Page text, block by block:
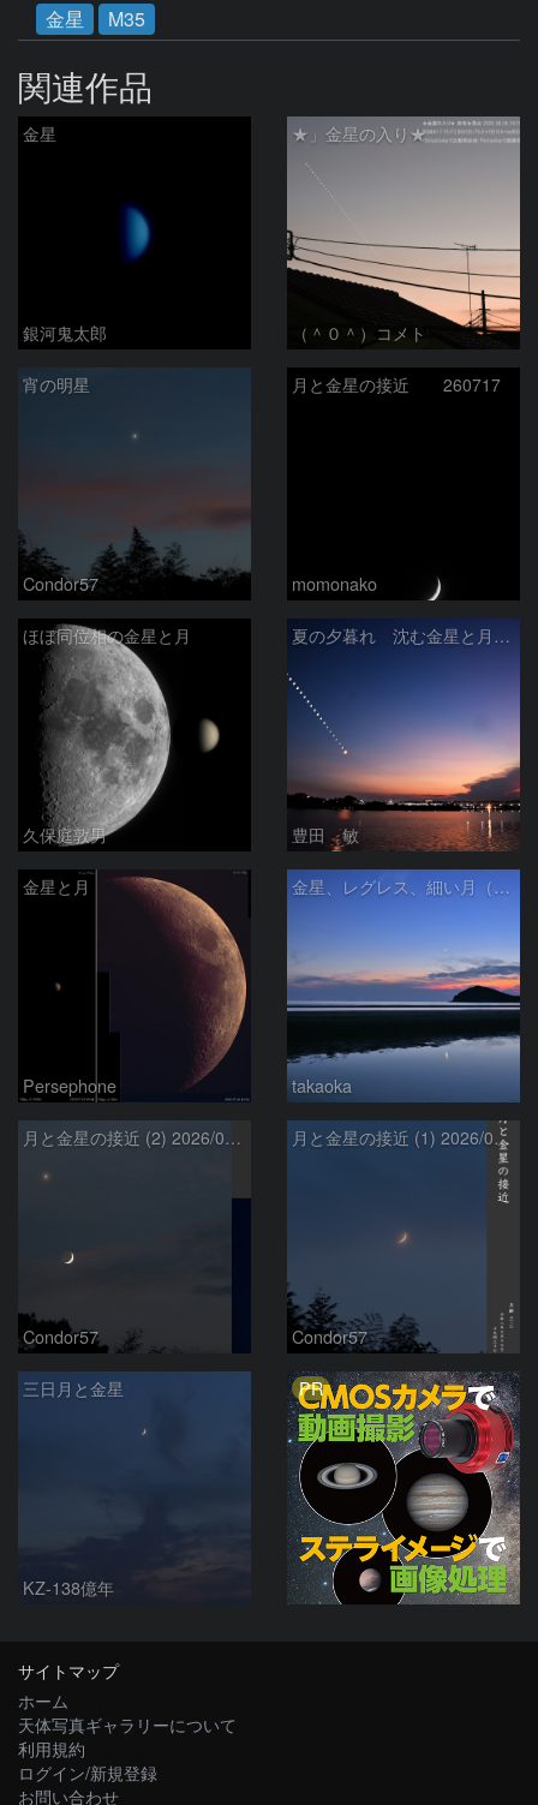
金星
M35
関連作品
金星
銀河鬼太郎
★」金星の入り★
（＾０＾）コメト
宵の明星
Condor57
月と金星の接近 260717
momonako
ほぼ同位相の金星と月
久保庭敦男
夏の夕暮れ 沈む金星と月 2026/7/20
豊田 敏
金星と月
Persephone
金星、レグレス、細い月（７月１６日）
takaoka
月と金星の接近 (2) 2026/07/17
Condor57
月と金星の接近 (1) 2026/07/17
Condor57
三日月と金星
KZ-138億年
PR
サイトマップ
ホーム
天体写真ギャラリーについて
利用規約
ログイン/新規登録
お問い合わせ